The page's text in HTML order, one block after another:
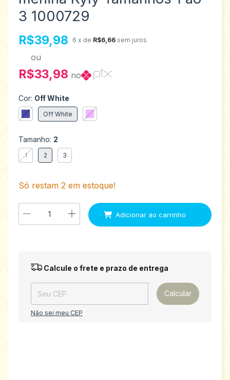
3 1000729
R$39,98 6 x de R$6,66 sem juros
ou
R$33,98 no
Cor: Off White
Off White
Tamanho: 2
1 2 3
Só restam 2 em estoque!
Entregas para o CEP: Alterar CEP
Calcule o frete e prazo de entrega
Calcular
Não sei meu CEP